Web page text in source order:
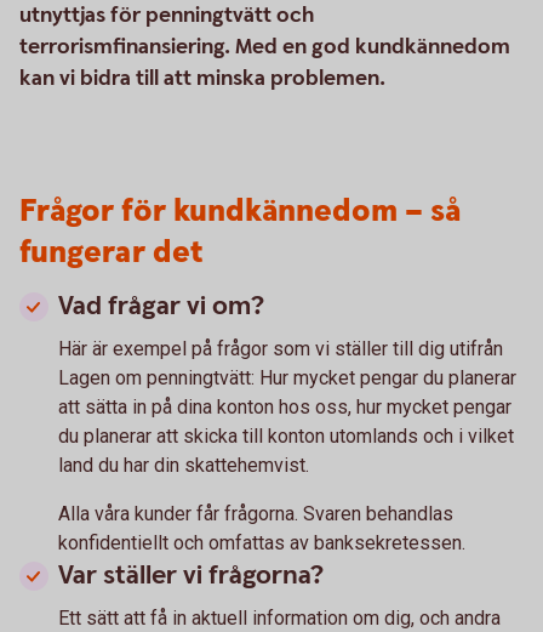
utnyttjas för penningtvätt och
terrorismfinansiering. Med en god kundkännedom
kan vi bidra till att minska problemen.
Frågor för kundkännedom – så
fungerar det
Vad frågar vi om?
Här är exempel på frågor som vi ställer till dig utifrån
Lagen om penningtvätt: Hur mycket pengar du planerar
att sätta in på dina konton hos oss, hur mycket pengar
du planerar att skicka till konton utomlands och i vilket
land du har din skattehemvist.
Alla våra kunder får frågorna. Svaren behandlas
konfidentiellt och omfattas av banksekretessen.
Var ställer vi frågorna?
Ett sätt att få in aktuell information om dig, och andra